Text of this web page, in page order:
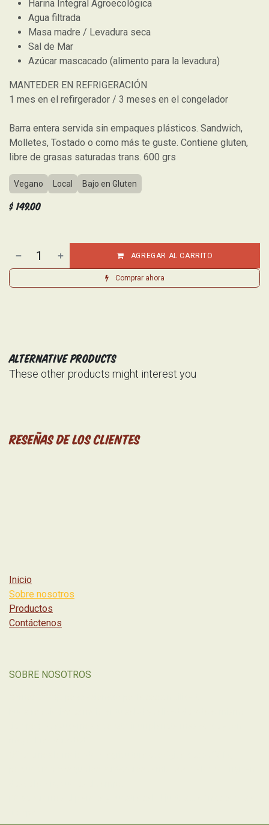
Harina Integral Agroecológica
Agua filtrada
Masa madre / Levadura seca
Sal de Mar
Azúcar mascacado (alimento para la levadura)
MANTEDER EN REFRIGERACIÓN
1 mes en el refirgerador / 3 meses en el congelador
Barra entera servida sin empaques plásticos. Sandwich,
Molletes, Tostado o como más te guste. Contiene gluten,
libre de grasas saturadas trans. 600 grs
Vegano Local Bajo en Gluten
$ 149.00
AGREGAR AL CARRITO
Comprar ahora
Alternative Products
These other products might interest you
Reseñas de los clientes
Inicio
Sobre nosotros
Productos
Contáctenos
SOBRE NOSOTROS